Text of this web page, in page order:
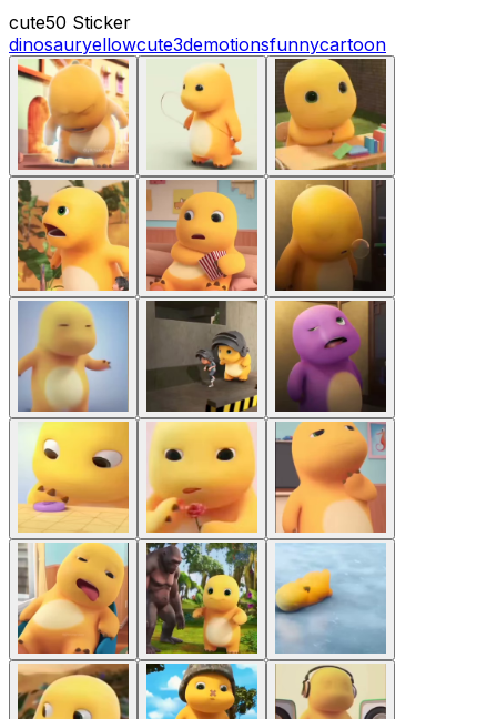
cute50 Sticker
dinosauryellowcute3demotionsfunnycartoon